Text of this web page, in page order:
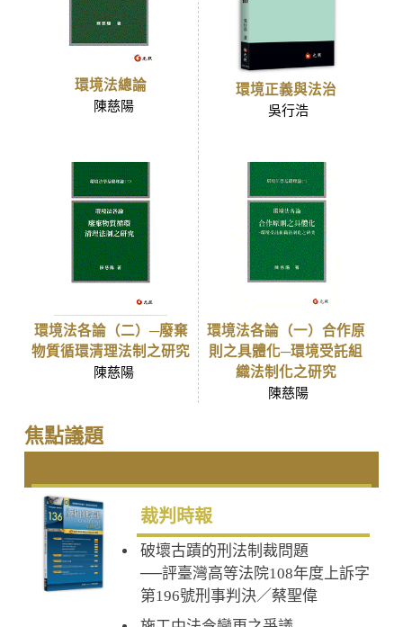
環境法總論
陳慈陽
環境正義與法治
吳行浩
環境法各論（二）─廢棄
物質循環清理法制之研究
陳慈陽
環境法各論（一）合作原
則之具體化─環境受託組
織法制化之研究
陳慈陽
焦點議題
裁判時報
破壞古蹟的刑法制裁問題
──評臺灣高等法院108年度上訴字
第196號刑事判決／蔡聖偉